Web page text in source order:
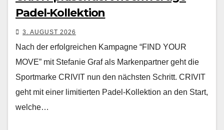
Padel-Kollektion
3. AUGUST 2026
Nach der erfol­gre­ichen Kam­pagne “FIND YOUR
MOVE” mit Ste­fanie Graf als Marken­part­ner geht die
Sport­marke CRIVIT nun den näch­sten Schritt. CRIVIT
geht mit ein­er lim­i­tierten Padel-Kollek­tion an den Start,
welche…